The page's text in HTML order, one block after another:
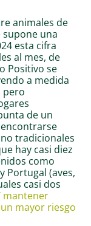
animales de
supone una
esta cifra
al mes, de
Positivo se
a medida
pero
de un
tradicionales
hay casi diez
como
Portugal (aves,
casi dos
mantener
mayor riesgo